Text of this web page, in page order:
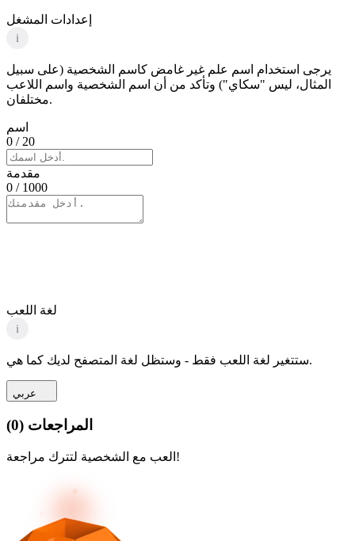
إعدادات المشغل
i
يرجى استخدام اسم علم غير غامض كاسم الشخصية (على سبيل
المثال، ليس "سكاي") وتأكد من أن اسم الشخصية واسم اللاعب
مختلفان.
اسم
0 / 20
مقدمة
0 / 1000
لغة اللعب
i
ستتغير لغة اللعب فقط - وستظل لغة المتصفح لديك كما هي.
عربي
المراجعات (
0
)
العب مع الشخصية لتترك مراجعة!